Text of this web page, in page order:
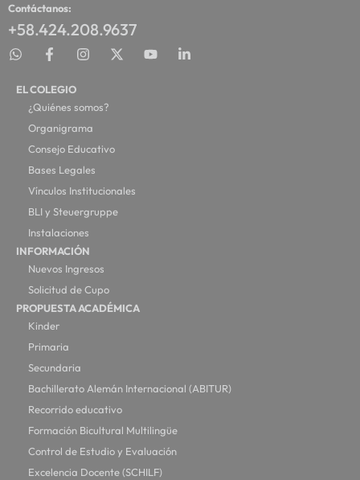
Contáctanos:
+58.424.208.9637
EL COLEGIO
¿Quiénes somos?
Organigrama
Consejo Educativo
Bases Legales
Vínculos Institucionales
BLI y Steuergruppe
Instalaciones
INFORMACIÓN
Nuevos Ingresos
Solicitud de Cupo
PROPUESTA ACADÉMICA
Kinder
Primaria
Secundaria
Bachillerato Alemán Internacional (ABITUR)
Recorrido educativo
Formación Bicultural Multilingüe
Control de Estudio y Evaluación
Excelencia Docente (SCHILF)